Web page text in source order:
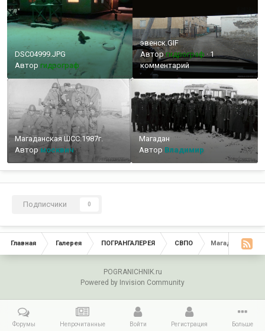
DSC04999.JPG
Автор гидрограф
эвенск.GIF
Авторгидрограф·1
комментарий
Магаданская ШСС.1987г.
Автор москвич
Магадан
Автор Владимир
Подписчики 0
Главная Галерея ПОГРАНГАЛЕРЕЯ СВПО Магаданский
POGRANICHNIK.ru
Powered by Invision Community
Форумы Непрочитанные Войти Регистрация Больше